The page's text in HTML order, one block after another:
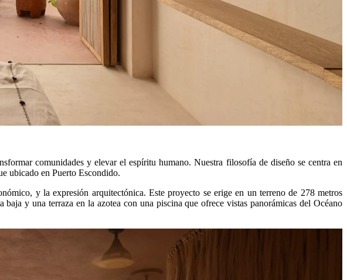
comunidades y elevar el espíritu humano. Nuestra filosofía de diseño se centra en
ubicado en Puerto Escondido.
y la expresión arquitectónica. Este proyecto se erige en un terreno de 278 metros
y una terraza en la azotea con una piscina que ofrece vistas panorámicas del Océano